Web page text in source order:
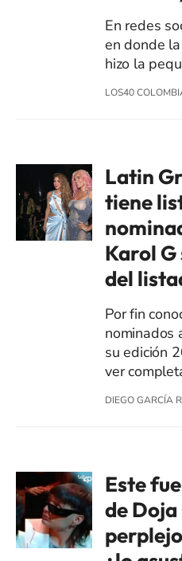
En redes
en donde
hizo la
LOS40
Latin
tiene
Karol G
del
Por fin
nominados
su edición
ver
DIEGO GARCÍA
Este
de Doja